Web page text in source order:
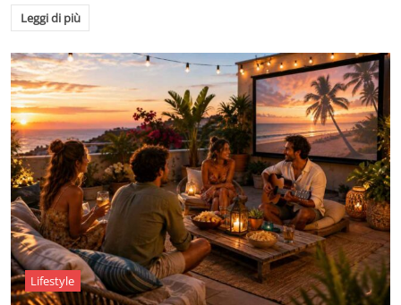
Leggi di più
Lifestyle